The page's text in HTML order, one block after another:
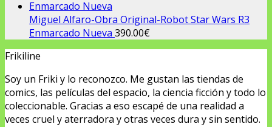
era:
es:
Miguel Alfaro-Obra Original-Robot Star Wars R3
Enmarcado Nueva 390.00€
Frikiline
Soy un Friki y lo reconozco. Me gustan las tiendas de
comics, las películas del espacio, la ciencia ficción y todo lo
coleccionable. Gracias a eso escapé de una realidad a
veces cruel y aterradora y otras veces dura y sin sentido.